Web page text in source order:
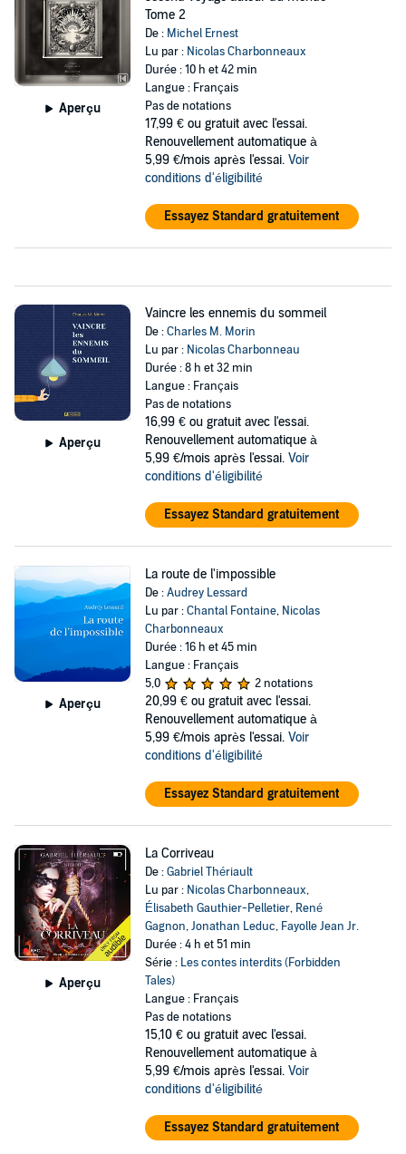
Aperçu
Tome 2
De : Michel Ernest
Lu par : Nicolas Charbonneaux
Durée : 10 h et 42 min
Langue : Français
Pas de notations
17,99 € ou gratuit avec l'essai.
Renouvellement automatique à
5,99 €/mois après l'essai. Voir
conditions d'éligibilité
Essayez Standard gratuitement
Aperçu
Vaincre les ennemis du sommeil
De :Charles M. Morin
Lu par : Nicolas Charbonneau
Durée : 8 h et 32 min
Langue : Français
Pas de notations
16,99 € ou gratuit avec l'essai.
Renouvellement automatique à
5,99 €/mois après l'essai. Voir
conditions d'éligibilité
Essayez Standard gratuitement
Aperçu
La route de l'impossible
De :Audrey Lessard
Lu par :Chantal Fontaine, Nicolas
Charbonneaux
Durée : 16 h et 45 min
Langue : Français
5,0
2 notations
20,99 € ou gratuit avec l'essai.
Renouvellement automatique à
5,99 €/mois après l'essai. Voir
conditions d'éligibilité
Essayez Standard gratuitement
Aperçu
La Corriveau
De :Gabriel Thériault
Lu par : Nicolas Charbonneaux,
Élisabeth Gauthier-Pelletier, René
Gagnon,Jonathan Leduc, Fayolle Jean Jr.
Durée : 4 h et 51 min
Série : Les contes interdits (Forbidden
Tales)
Langue : Français
Pas de notations
15,10 € ou gratuit avec l'essai.
Renouvellement automatique à
5,99 €/mois après l'essai. Voir
conditions d'éligibilité
Essayez Standard gratuitement